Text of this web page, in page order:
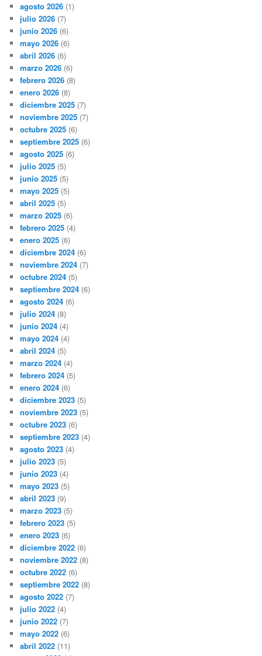
agosto 2026 (1)
julio 2026 (7)
junio 2026 (6)
mayo 2026 (6)
abril 2026 (6)
marzo 2026 (6)
febrero 2026 (8)
enero 2026 (8)
diciembre 2025 (7)
noviembre 2025 (7)
octubre 2025 (6)
septiembre 2025 (6)
agosto 2025 (6)
julio 2025 (5)
junio 2025 (5)
mayo 2025 (5)
abril 2025 (5)
marzo 2025 (6)
febrero 2025 (4)
enero 2025 (6)
diciembre 2024 (6)
noviembre 2024 (7)
octubre 2024 (5)
septiembre 2024 (6)
agosto 2024 (6)
julio 2024 (8)
junio 2024 (4)
mayo 2024 (4)
abril 2024 (5)
marzo 2024 (4)
febrero 2024 (5)
enero 2024 (6)
diciembre 2023 (5)
noviembre 2023 (5)
octubre 2023 (6)
septiembre 2023 (4)
agosto 2023 (4)
julio 2023 (5)
junio 2023 (4)
mayo 2023 (5)
abril 2023 (9)
marzo 2023 (5)
febrero 2023 (5)
enero 2023 (6)
diciembre 2022 (6)
noviembre 2022 (8)
octubre 2022 (6)
septiembre 2022 (8)
agosto 2022 (7)
julio 2022 (4)
junio 2022 (7)
mayo 2022 (6)
abril 2022 (11)